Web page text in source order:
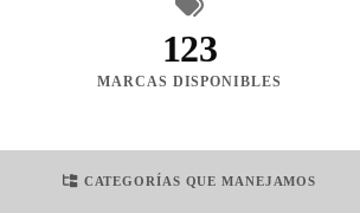
123
MARCAS DISPONIBLES
CATEGORÍAS QUE MANEJAMOS